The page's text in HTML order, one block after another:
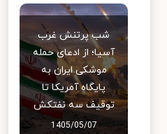
شب پرتنش غرب
آسیا؛ از ادعای حمله
موشکی ایران به
پایگاه آمریکا تا
توقیف سه نفتکش
1405/05/07